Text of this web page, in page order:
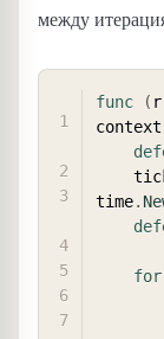
между
func ( r
context
time.
for